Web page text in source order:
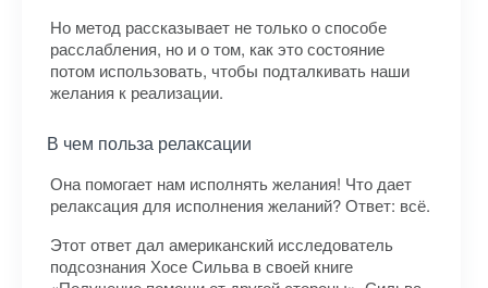
Но метод рассказывает не только о способе
расслабления, но и о том, как это состояние
потом использовать, чтобы подталкивать наши
желания к реализации.
В чем польза релаксации
Она помогает нам исполнять желания! Что дает
релаксация для исполнения желаний? Ответ: всё.
Этот ответ дал американский исследователь
подсознания Хосе Сильва в своей книге